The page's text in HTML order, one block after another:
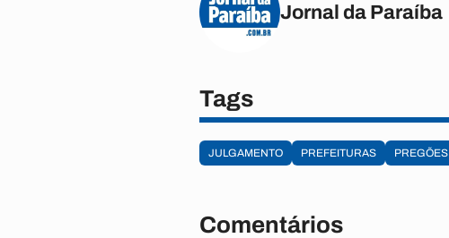
Jornal da Paraíba
Tags
JULGAMENTO PREFEITURAS PREGÕES
Comentários